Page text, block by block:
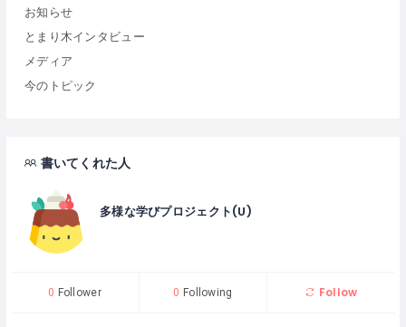
お知らせ
とまり木インタビュー
メディア
今のトピック
書いてくれた人
多様な学びプロジェクト(U)
0 Follower 0 Following Follow